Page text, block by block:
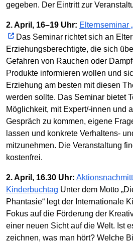
gegeben. Der Eintritt zur
2. April, 16–19 Uhr: Elternseminar
Das Seminar richtet sich an
Erziehungsberechtigte, die sich
Gefahren von Rauchen oder
Produkte informieren wollen und
Erziehung am besten mit diesen
werden sollte. Das Seminar bietet
Möglichkeit, mit Expert/-innen und
Gespräch zu kommen, eigene
lassen und konkrete Verhaltens-
mitzunehmen. Die Veranstaltung
kostenfrei.
2. April, 16.30 Uhr:
Kinderbuchtag Unter dem Motto
Phantasie“ legt der Internationale
Fokus auf die Förderung der
einer neuen Sicht auf die Welt. Ist
zeichnen, was man hört? Welche